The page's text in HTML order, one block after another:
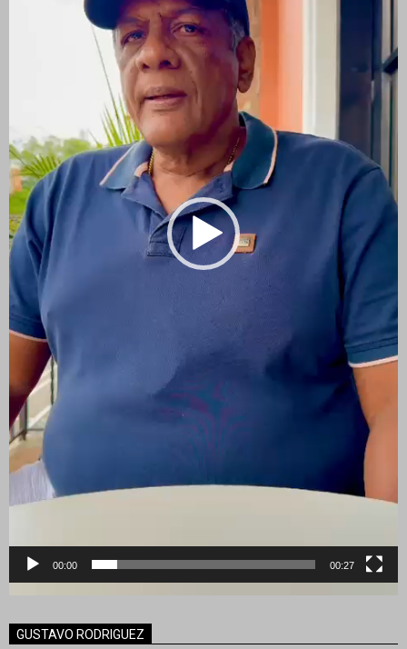
00:00 00:27
GUSTAVO RODRIGUEZ